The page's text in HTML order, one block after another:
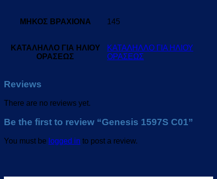
ΜΗΚΟΣ ΒΡΑΧΙΟΝΑ 145
ΚΑΤΑΛΗΛΛΟ ΓΙΑ ΗΛΙΟΥ
ΟΡΑΣΕΩΣ
ΚΑΤΑΛΗΛΛΟ ΓΙΑ ΗΛΙΟΥ
ΟΡΑΣΕΩΣ
Reviews
There are no reviews yet.
Be the first to review “Genesis 1597S C01”
You must be logged in to post a review.